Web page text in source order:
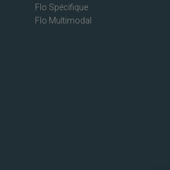
Flo Spécifique
Flo Multimodal